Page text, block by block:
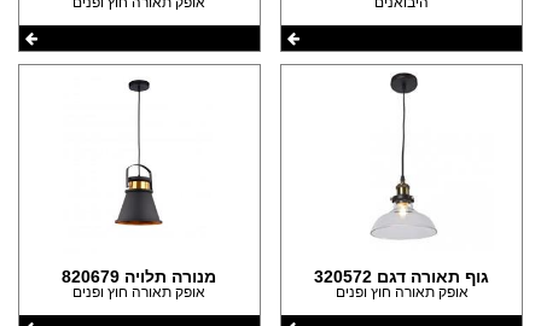
גוף תאורה דגם 320572
אופק תאורה חוץ ופנים
מנורה תלויה 820679
אופק תאורה חוץ ופנים